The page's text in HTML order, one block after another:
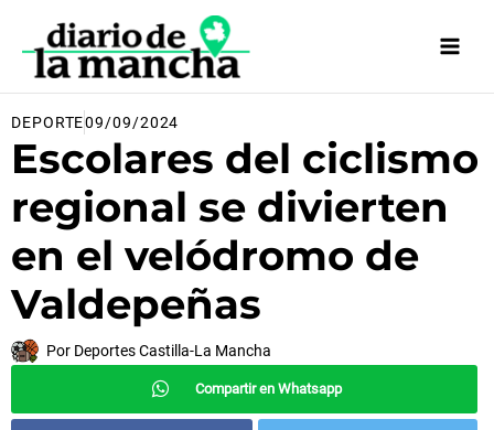
contenido
DEPORTE09/09/2024
Escolares del ciclismo
regional se divierten
en el velódromo de
Valdepeñas
Por Deportes Castilla-La Mancha
Compartir en Whatsapp